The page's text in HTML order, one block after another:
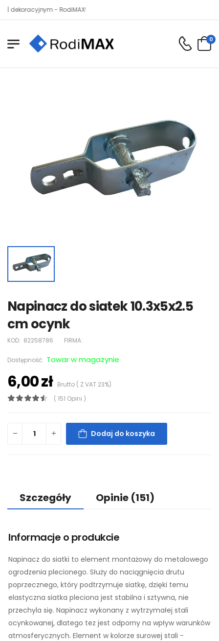
- RodiMAX!
0
Napinacz do siatek 10.3x5x2.5
cm ocynk
KOD: 82258786 FIRMA:
Dostępność: Towar w magazynie
6,00 złBrutto ( Z VAT 23%)
( 151 Opini )
Dodaj do koszyka
Szczegóły Opinie (151)
Informacje o produkcie
Napinacz do siatki to element montażowy do metalowego
ogrodzenia plecionego. Służy do naciągnięcia drutu
poprzecznego, który podtrzymuje siatkę, dzięki temu
elastyczna siatka pleciona jest stabilna i sztywna, nie
przechyla się. Napinacz wykonany z wytrzymałej stali
ocynkowanej, dlatego tez jest odporny na wpływ warunków
atmosferycznych. Element w kolorze surowej stali -